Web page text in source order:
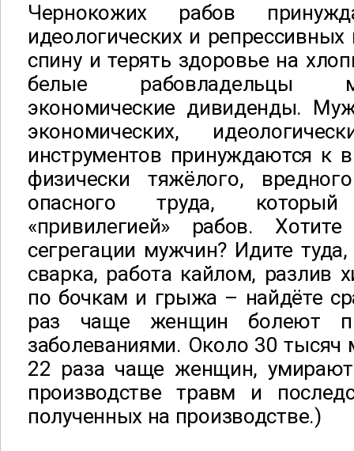
Чернокожих рабов
идеологических и репрессивных
спину и терять здоровье на
белые рабовладельцы
экономические дивиденды.
экономических,
инструментов принуждаются к
физически тяжёлого,
опасного труда,
«привилегией» рабов.
сегрегации мужчин? Идите
сварка, работа кайлом, разлив
по бочкам и грыжа – найдёте
раз чаще женщин болеют
заболеваниями. Около 30 тысяч
22 раза чаще женщин,
производстве травм и
полученных на производстве.)